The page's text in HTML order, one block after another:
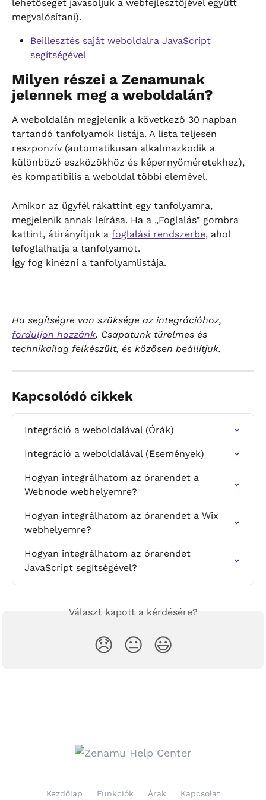
lehetőséget javasoljuk a webfejlesztőjével együtt
megvalósítani).
Beillesztés saját weboldalra JavaScript
segítségével
Milyen részei a Zenamunak
jelennek meg a weboldalán?
A weboldalán megjelenik a következő 30 napban
tartandó tanfolyamok listája. A lista teljesen
reszponzív (automatikusan alkalmazkodik a
különböző eszközökhöz és képernyőméretekhez),
és kompatibilis a weboldal többi elemével.
Amikor az ügyfél rákattint egy tanfolyamra,
megjelenik annak leírása. Ha a „Foglalás” gombra
kattint, átirányítjuk a foglalási rendszerbe, ahol
lefoglalhatja a tanfolyamot.
Így fog kinézni a tanfolyamlistája.
Ha segítségre van szüksége az integrációhoz,
forduljon hozzánk. Csapatunk türelmes és
technikailag felkészült, és közösen beállítjuk.
Kapcsolódó cikkek
Integráció a weboldalával (Órák)
Integráció a weboldalával (Események)
Hogyan integrálhatom az órarendet a
Webnode webhelyemre?
Hogyan integrálhatom az órarendet a Wix
webhelyemre?
Hogyan integrálhatom az órarendet
JavaScript segítségével?
Választ kapott a kérdésére?
😞 😐 😃
Kezdőlap Funkciók Árak Kapcsolat